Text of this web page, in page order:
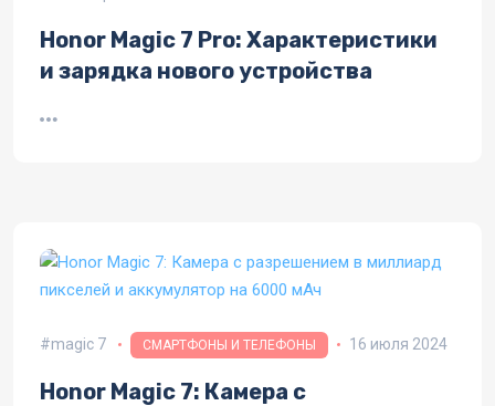
Honor Magic 7 Pro: Характеристики
и зарядка нового устройства
magic 7 СМАРТФОНЫ И ТЕЛЕФОНЫ 16 июля 2024
Honor Magic 7: Камера с